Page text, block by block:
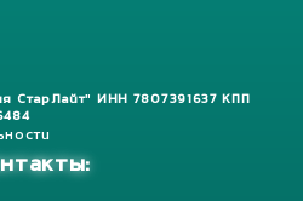
СтарЛайт" ИНН 7807391637 КПП